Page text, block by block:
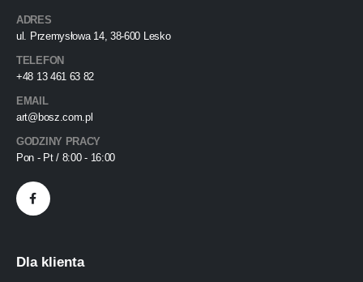
ADRES
ul. Przemysłowa 14, 38-600 Lesko
TELEFON
+48 13 461 63 82
EMAIL
art@bosz.com.pl
GODZINY PRACY
Pon - Pt / 8:00 - 16:00
Dla klienta